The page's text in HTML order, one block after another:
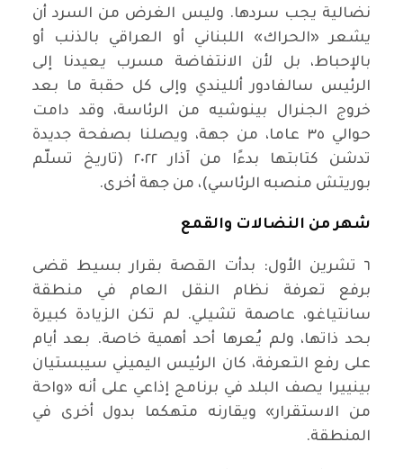
نضالية يجب سردها. وليس الغرض من السرد أن
يشعر «الحراك» اللبناني أو العراقي بالذنب أو
بالإحباط، بل لأن الانتفاضة مسرب يعيدنا إلى
الرئيس سالفادور ألليندي وإلى كل حقبة ما بعد
خروج الجنرال بينوشيه من الرئاسة، وقد دامت
حوالي ٣٥ عاما، من جهة، ويصلنا بصفحة جديدة
تدشن كتابتها بدءًا من آذار ٢٠٢٢ (تاريخ تسلّم
بوريتش منصبه الرئاسي)، من جهة أخرى.
شهر من النضالات والقمع
٦ تشرين الأول: بدأت القصة بقرار بسيط قضى
برفع تعرفة نظام النقل العام في منطقة
سانتياغو، عاصمة تشيلي. لم تكن الزيادة كبيرة
بحد ذاتها، ولم يُعرها أحد أهمية خاصة. بعد أيام
على رفع التعرفة، كان الرئيس اليميني سيبستيان
بينييرا يصف البلد في برنامج إذاعي على أنه «واحة
من الاستقرار» ويقارنه متهكما بدول أخرى في
المنطقة.